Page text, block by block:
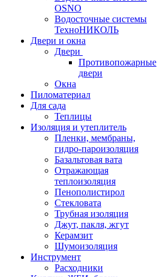
OSNO
Водосточные системы
ТехноНИКОЛЬ
Двери и окна
Двери
Противопожарные
двери
Окна
Пиломатериал
Для сада
Теплицы
Изоляция и утеплитель
Пленки, мембраны,
гидро-пароизоляция
Базальтовая вата
Отражающая
теплоизоляция
Пенополистирол
Стекловата
Трубная изоляция
Джут, пакля, жгут
Керамзит
Шумоизоляция
Инструмент
Расходники